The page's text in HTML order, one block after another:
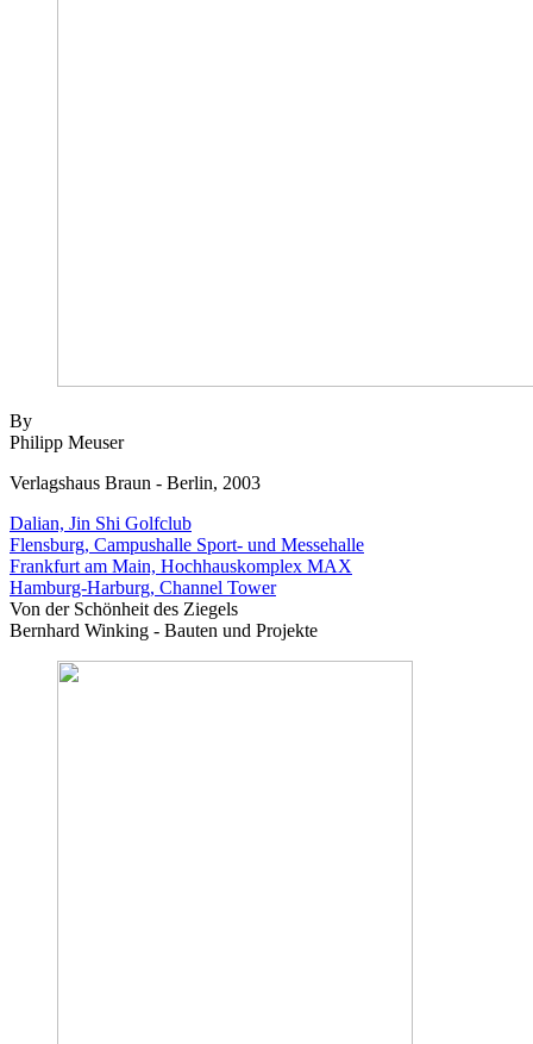
By
Philipp Meuser
Verlagshaus Braun - Berlin, 2003
Dalian, Jin Shi Golfclub
Flensburg, Campushalle Sport- und Messehalle
Frankfurt am Main, Hochhauskomplex MAX
Hamburg-Harburg, Channel Tower
Von der Schönheit des Ziegels
Bernhard Winking - Bauten und Projekte